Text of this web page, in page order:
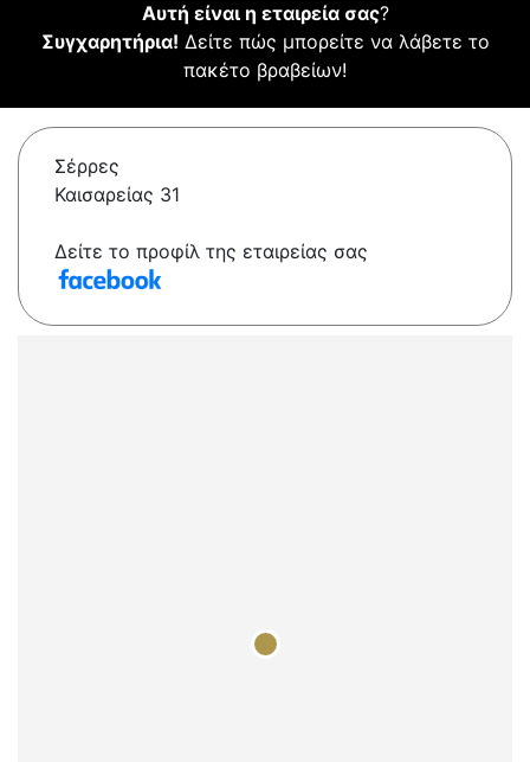
Αυτή είναι η εταιρεία σας?
Συγχαρητήρια! Δείτε πώς μπορείτε να λάβετε το
πακέτο βραβείων!
Σέρρες
Καισαρείας 31
Δείτε το προφίλ της εταιρείας σας